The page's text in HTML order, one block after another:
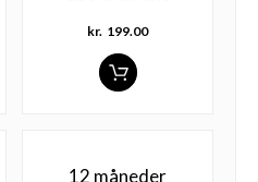
kr. 199.00
12 måneder